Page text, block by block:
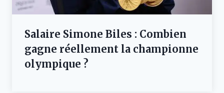
Salaire Simone Biles : Combien
gagne réellement la championne
olympique ?